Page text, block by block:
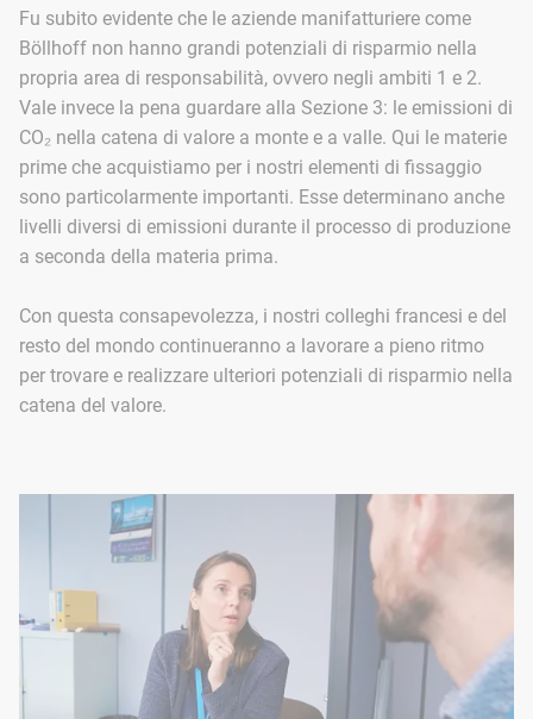
Fu subito evidente che le aziende manifatturiere come
Böllhoff non hanno grandi potenziali di risparmio nella
propria area di responsabilità, ovvero negli ambiti 1 e 2.
Vale invece la pena guardare alla Sezione 3: le emissioni di
CO₂ nella catena di valore a monte e a valle. Qui le materie
prime che acquistiamo per i nostri elementi di fissaggio
sono particolarmente importanti. Esse determinano anche
livelli diversi di emissioni durante il processo di produzione
a seconda della materia prima.
Con questa consapevolezza, i nostri colleghi francesi e del
resto del mondo continueranno a lavorare a pieno ritmo
per trovare e realizzare ulteriori potenziali di risparmio nella
catena del valore.